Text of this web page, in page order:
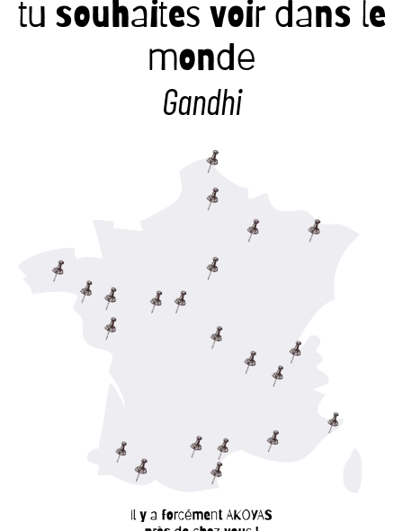
tu souhaites voir dans le
monde
Gandhi